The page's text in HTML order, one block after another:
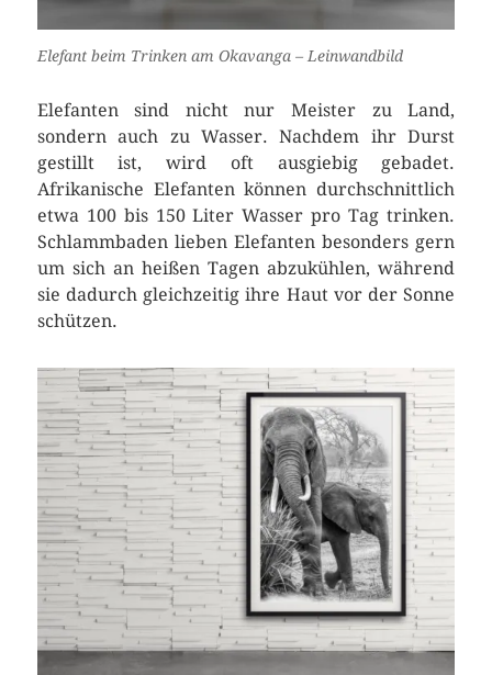
Elefant beim Trinken am Okavanga – Leinwandbild
Elefanten sind nicht nur Meister zu Land,
sondern auch zu Wasser. Nachdem ihr Durst
gestillt ist, wird oft ausgiebig gebadet.
Afrikanische Elefanten können durchschnittlich
etwa 100 bis 150 Liter Wasser pro Tag trinken.
Schlammbaden lieben Elefanten besonders gern
um sich an heißen Tagen abzukühlen, während
sie dadurch gleichzeitig ihre Haut vor der Sonne
schützen.